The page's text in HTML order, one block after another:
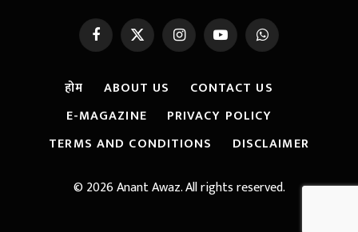
FacebookX
(Twitter)
InstagramYouTubeWhatsApp
होम ABOUT US
CONTACT US
E-MAGAZINE
PRIVACY POLICY
TERMS AND CONDITIONS
DISCLAIMER
© 2026 Anant Awaz. All rights reserved.